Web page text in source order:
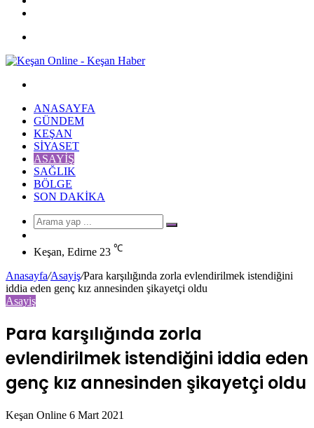
...
ANASAYFA
GÜNDEM
KEŞAN
SIYASET
ASAYIŞ
SAĞLIK
BÖLGE
SON DAKIKA
Arama
Makale
Keşan, Edirne 23 ℃
Anasayfa/Asayiş/Para karşılığında zorla evlendirilmek istendiğini
iddia eden genç kız annesinden şikayetçi oldu
Asayiş
Para karşılığında zorla
evlendirilmek istendiğini iddia eden
genç kız annesinden şikayetçi oldu
Keşan Online Bir
6 Mart 2021